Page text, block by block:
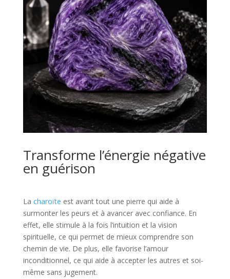
Transforme l’énergie négative
en guérison
La charoïte est avant tout une pierre qui aide à
surmonter les peurs et à avancer avec confiance. En
effet, elle stimule à la fois l’intuition et la vision
spirituelle, ce qui permet de mieux comprendre son
chemin de vie. De plus, elle favorise l’amour
inconditionnel, ce qui aide à accepter les autres et soi-
même sans jugement.